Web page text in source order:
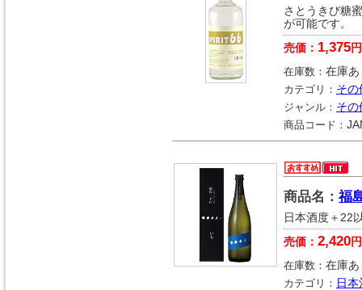
さとうきび糖
が可能です。
売価： 1,375 円
在庫数： 在庫あ
カテゴリ： その
ジャンル： その
商品コード：
商品名：福
日本酒度＋22
売価： 2,420 円
在庫数： 在庫あ
カテゴリ： 日本